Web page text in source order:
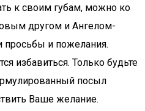
к своим губам, можно ко
другом и Ангелом-
просьбы и пожелания.
избавиться. Только будьте
посыл
Ваше желание.